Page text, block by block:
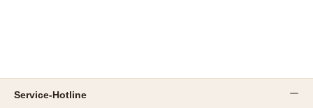
Service-Hotline